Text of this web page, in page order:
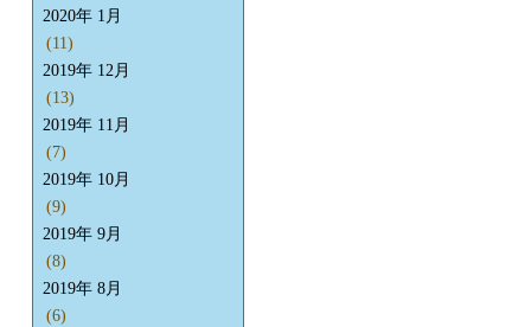
2020年 1月
(11)
2019年 12月
(13)
2019年 11月
(7)
2019年 10月
(9)
2019年 9月
(8)
2019年 8月
(6)